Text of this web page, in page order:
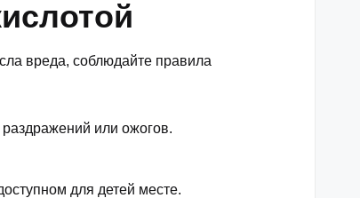
вреда, соблюдайте правила
или ожогов.
для детей месте.